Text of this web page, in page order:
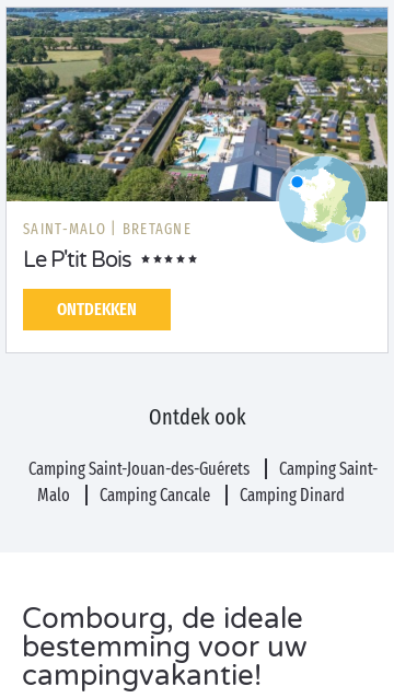
SAINT-MALO | BRETAGNE
Le P'tit Bois
ONTDEKKEN
Ontdek ook
Camping Saint-Jouan-des-Guérets
Camping Saint-
Malo
Camping Cancale Camping Dinard
Combourg, de ideale
bestemming voor uw
campingvakantie!